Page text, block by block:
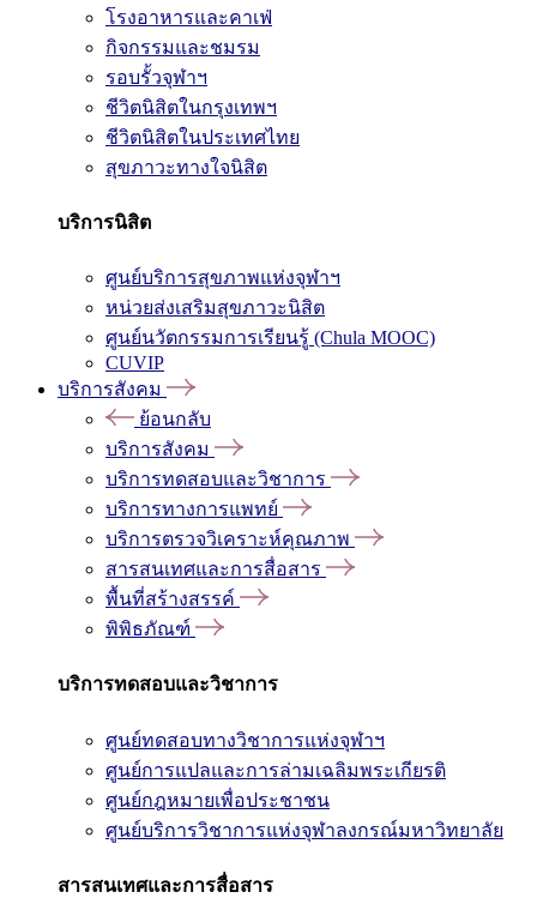
โรงอาหารและคาเฟ่
กิจกรรมและชมรม
รอบรั้วจุฬาฯ
ชีวิตนิสิตในกรุงเทพฯ
ชีวิตนิสิตในประเทศไทย
สุขภาวะทางใจนิสิต
บริการนิสิต
ศูนย์บริการสุขภาพแห่งจุฬาฯ
หน่วยส่งเสริมสุขภาวะนิสิต
ศูนย์นวัตกรรมการเรียนรู้ (Chula MOOC)
CUVIP
บริการสังคม
ย้อนกลับ
บริการสังคม
บริการทดสอบและวิชาการ
บริการทางการแพทย์
บริการตรวจวิเคราะห์คุณภาพ
สารสนเทศและการสื่อสาร
พื้นที่สร้างสรรค์
พิพิธภัณฑ์
บริการทดสอบและวิชาการ
ศูนย์ทดสอบทางวิชาการแห่งจุฬาฯ
ศูนย์การแปลและการล่ามเฉลิมพระเกียรติ
ศูนย์กฎหมายเพื่อประชาชน
ศูนย์บริการวิชาการแห่งจุฬาลงกรณ์มหาวิทยาลัย
สารสนเทศและการสื่อสาร